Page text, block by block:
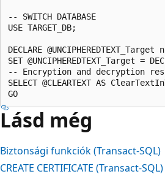
-- SWITCH DATABASE
USE TARGET_DB;
DECLARE
SET @UNCIPHEREDTEXT_Target =
-- Encryption and decryption
SELECT @CLEARTEXT AS
Lásd még
Biztonsági funkciók (Transact-SQL)
CREATE CERTIFICATE (Transact-SQL)